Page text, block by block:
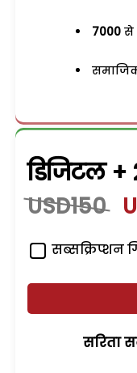
7000 से
डिजिटल +
USD150
सब्सक्रिप्शन
सरिता